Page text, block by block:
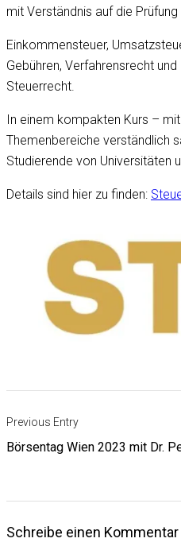
mit Verständnis auf die
Einkommensteuer,
Gebühren, Verfahrensrecht
Steuerrecht.
In einem kompakten Kurs –
Themenbereiche verständlich
Studierende von Universitäten
Details sind hier zu finden:
Beitrags-
Navigation
Previous Entry
Börsentag Wien 2023 mit Dr.
Schreibe einen Kommentar